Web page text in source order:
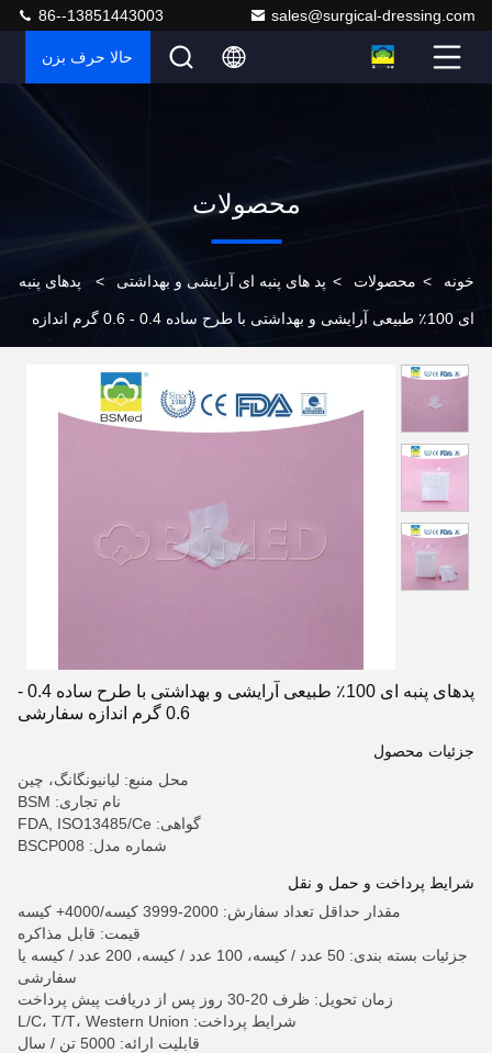
sales@surgical-dressing.com
86--13851443003
حالا حرف بزن
محصولات
خونه > محصولات > پد های پنبه ای آرایشی و بهداشتی > پدهای پنبه
ای 100٪ طبیعی آرایشی و بهداشتی با طرح ساده 0.4 - 0.6 گرم اندازه
پدهای پنبه ای 100٪ طبیعی آرایشی و بهداشتی با طرح ساده 0.4 -
0.6 گرم اندازه سفارشی
جزئیات محصول
محل منبع: لیانیونگانگ، چین
نام تجاری: BSM
گواهی: FDA, ISO13485/Ce
شماره مدل: BSCP008
شرایط پرداخت و حمل و نقل
مقدار حداقل تعداد سفارش: 2000-3999 کیسه/4000+ کیسه
قیمت: قابل مذاکره
جزئیات بسته بندی: 50 عدد / کیسه، 100 عدد / کیسه، 200 عدد / کیسه یا
سفارشی
زمان تحویل: ظرف 20-30 روز پس از دریافت پیش پرداخت
شرایط پرداخت: L/C، T/T، Western Union
قابلیت ارائه: 5000 تن / سال